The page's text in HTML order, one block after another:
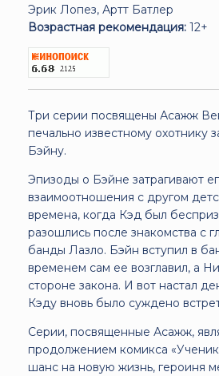
Эрик Лопез, Артт Батлер
Возрастная рекомендация: 12+
Три серии посвящены Асажж
печально известному охотнику
Бэйну.
Эпизоды о Бэйне затрагивают
взаимоотношения с другом
времена, когда Кэд был
разошлись после знакомства с
банды Лазло. Бэйн вступил в
временем сам ее возглавил, а
стороне закона. И вот настал
Кэду вновь было суждено
Серии, посвященные Асажж,
продолжением комикса
шанс на новую жизнь, героиня